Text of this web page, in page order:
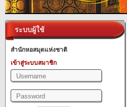
ระบบผู้ใช้
สำนักหอสมุดแห่งชาติ
เข้าสู่ระบบสมาชิก